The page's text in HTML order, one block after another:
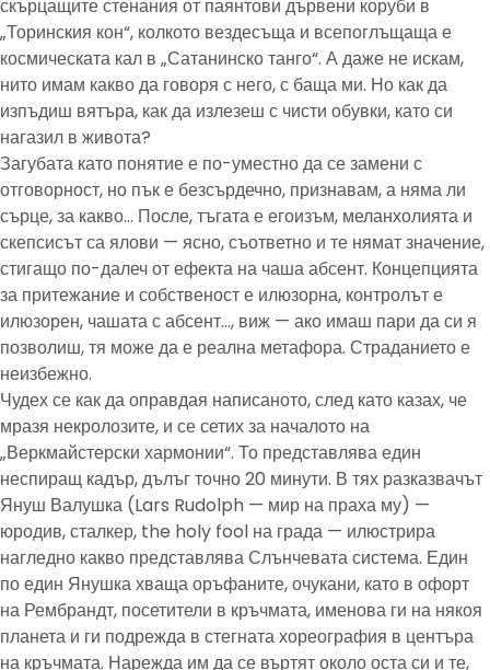
скърцащите стенания от паянтови дървени коруби в
„Торинския кон“, колкото вездесъща и всепоглъщаща е
космическата кал в „Сатанинско танго“. А даже не искам,
нито имам какво да говоря с него, с баща ми. Но как да
изпъдиш вятъра, как да излезеш с чисти обувки, като си
нагазил в живота?
Загубата като понятие е по-уместно да се замени с
отговорност, но пък е безсърдечно, признавам, а няма ли
сърце, за какво… После, тъгата е егоизъм, меланхолията и
скепсисът са ялови — ясно, съответно и те нямат значение,
стигащо по-далеч от ефекта на чаша абсент. Концепцията
за притежание и собственост е илюзорна, контролът е
илюзорен, чашата с абсент…, виж — ако имаш пари да си я
позволиш, тя може да е реална метафора. Страданието е
неизбежно.
Чудех се как да оправдая написаното, след като казах, че
мразя некролозите, и се сетих за началото на
„Веркмайстерски хармонии“. То представлява един
неспиращ кадър, дълъг точно 20 минути. В тях разказвачът
Януш Валушка (Lars Rudolph — мир на праха му) —
юродив, сталкер, the holy fool на града — илюстрира
нагледно какво представлява Слънчевата система. Един
по един Янушка хваща оръфаните, очукани, като в офорт
на Рембрандт, посетители в кръчмата, именова ги на някоя
планета и ги подрежда в стегната хореография в центъра
на кръчмата. Нарежда им да се въртят около оста си и те,